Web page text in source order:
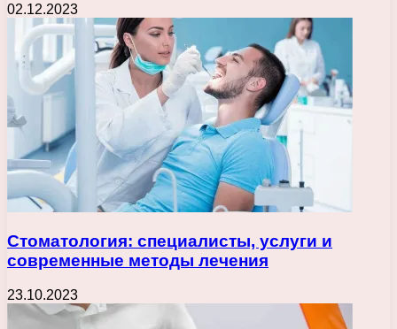
02.12.2023
Стоматология: специалисты, услуги и
современные методы лечения
23.10.2023